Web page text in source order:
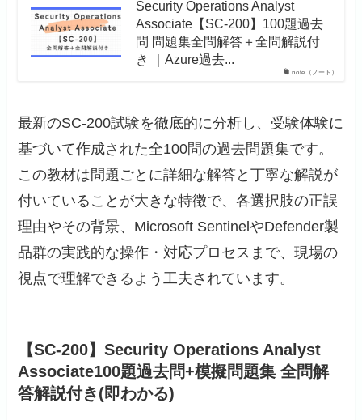
note（ノート）
Security Operations Analyst
Associate【SC-200】100題過去
問 問題集全問解答＋全問解説付
き ｜Azure過去...
最新のSC-200試験を徹底的に分析し、受験体験に
基づいて作成された全100問の過去問題集です。
この教材は問題ごとに詳細な解答と丁寧な解説が
付いていることが大きな特徴で、各選択肢の正誤
理由やその背景、Microsoft SentinelやDefender製
品群の実践的な操作・対応プロセスまで、現場の
視点で理解できるよう工夫されています。
【SC-200】Security Operations Analyst
Associate100題過去問+模擬問題集 全問解
答解説付き(即わかる)